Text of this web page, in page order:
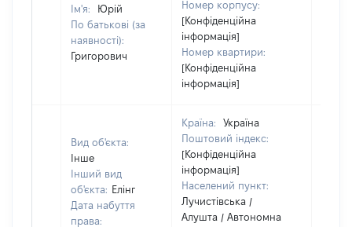
Ім'я:
Юрій
По батькові (за
наявності):
Григорович
Номер корпусу:
[Конфіденційна
інформація]
Номер квартири:
[Конфіденційна
інформація]
Вид об'єкта:
Інше
Інший вид
об'єкта: Елінг
Дата набуття
права:
Країна:
Україна
Поштовий індекс:
[Конфіденційна
інформація]
Населений пункт:
Лучистівська /
Алушта / Автономна